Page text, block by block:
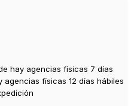
hay agencias físicas 7 días
físicas 12 días hábiles